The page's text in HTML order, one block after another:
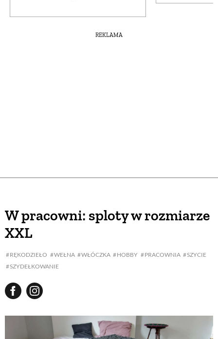
REKLAMA
W pracowni: sploty w rozmiarze
XXL
RĘKODZIEŁO WEŁNA WŁÓCZKA HOBBY PRACOWNIA
SZYCIE
SZYDEŁKOWANIE